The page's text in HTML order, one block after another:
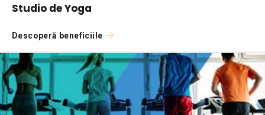
Studio de Yoga
Descoperă beneficiile